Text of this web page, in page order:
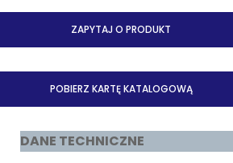
ZAPYTAJ O PRODUKT
POBIERZ KARTĘ KATALOGOWĄ
DANE TECHNICZNE